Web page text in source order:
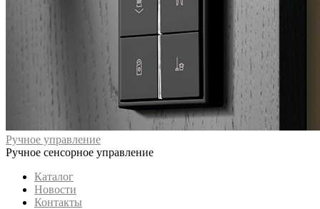
Ручное управление
Ручное сенсорное управление
Каталог
Новости
Контакты